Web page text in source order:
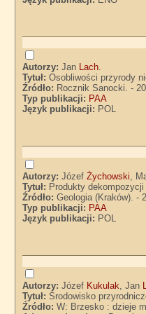
Autorzy:Jan Lach.
Tytuł:Osobliwości przyrody
Źródło: Rocznik Sanocki. -
Typ publikacji: PAA
Język publikacji: POL
Autorzy:JózefŻychowski,
Tytuł: Produkty
Źródło:Geologia (Kraków). -
Typ publikacji: PAA
Język publikacji: POL
Autorzy:Józef Kukulak, Jan
Tytuł:Środowisko
Źródło:W: Brzesko : dzieje